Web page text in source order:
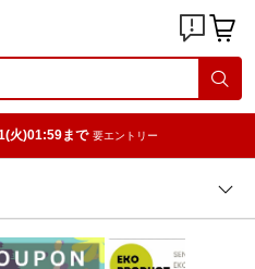
火)01:59まで 要エントリー